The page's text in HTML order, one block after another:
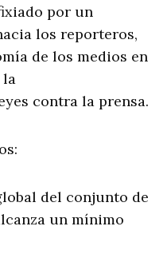
por un
los reporteros,
de los medios en
la
contra la prensa.
del conjunto de
un mínimo